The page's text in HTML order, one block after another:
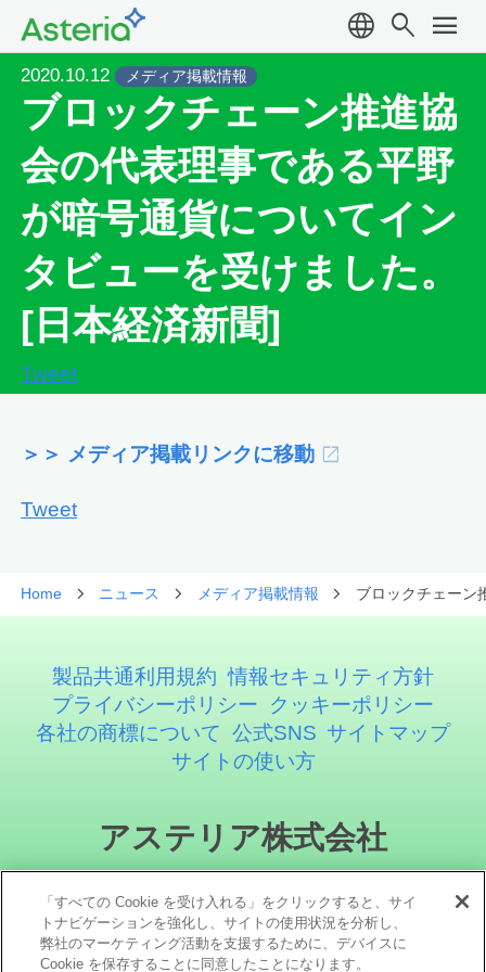
language search menu
2020.10.12 メディア掲載情報
ブロックチェーン推進協
会の代表理事である平野
が暗号通貨についてイン
タビューを受けました。
[日本経済新聞]
Tweet
＞＞ メディア掲載リンクに移動
Tweet
Home ニュース メディア掲載情報 ブロックチェーン
製品共通利用規約 情報セキュリティ方針
プライバシーポリシー
クッキーポリシー
各社の商標について 公式SNS サイトマップ
サイトの使い方
アステリア株式会社
「すべての Cookie を受け入れる」をクリックすると、サイ
トナビゲーションを強化し、サイトの使用状況を分析し、
弊社のマーケティング活動を支援するために、デバイスに
Cookie を保存することに同意したことになります。